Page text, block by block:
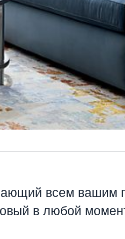
всем вашим
в любой